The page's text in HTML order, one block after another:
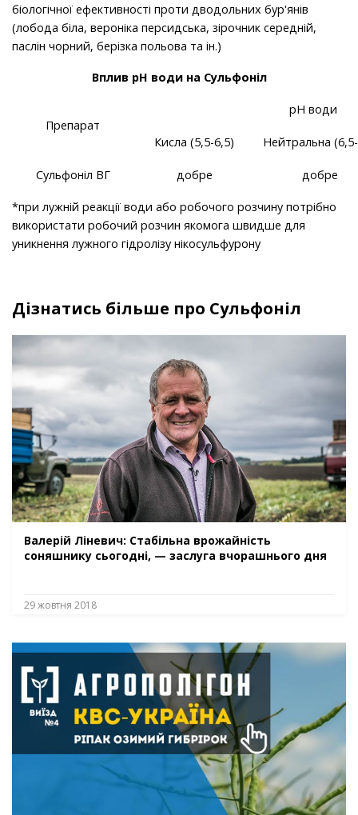
біологічної ефективності проти дводольних бур'янів
(лобода біла, вероніка персидська, зірочник середній,
паслін чорний, берізка польова та ін.)
Вплив рН води на Сульфоніл
Препарат
рН води
Кисла (5,5-6,5) Нейтральна
Сульфоніл ВГ добре добре
*при лужній реакції води або робочого розчину потрібно
використати робочий розчин якомога швидше для
уникнення лужного гідролізу нікосульфурону
Дізнатись більше про Сульфоніл
Валерій Ліневич: Стабільна врожайність
соняшнику сьогодні, — заслуга вчорашнього дня
29 жовтня 2018